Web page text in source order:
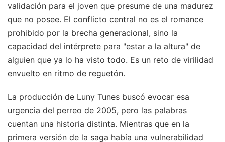
validación para el joven que presume de una madurez
que no posee. El conflicto central no es el romance
prohibido por la brecha generacional, sino la
capacidad del intérprete para "estar a la altura" de
alguien que ya lo ha visto todo. Es un reto de virilidad
envuelto en ritmo de reguetón.
La producción de Luny Tunes buscó evocar esa
urgencia del perreo de 2005, pero las palabras
cuentan una historia distinta. Mientras que en la
primera versión de la saga había una vulnerabilidad